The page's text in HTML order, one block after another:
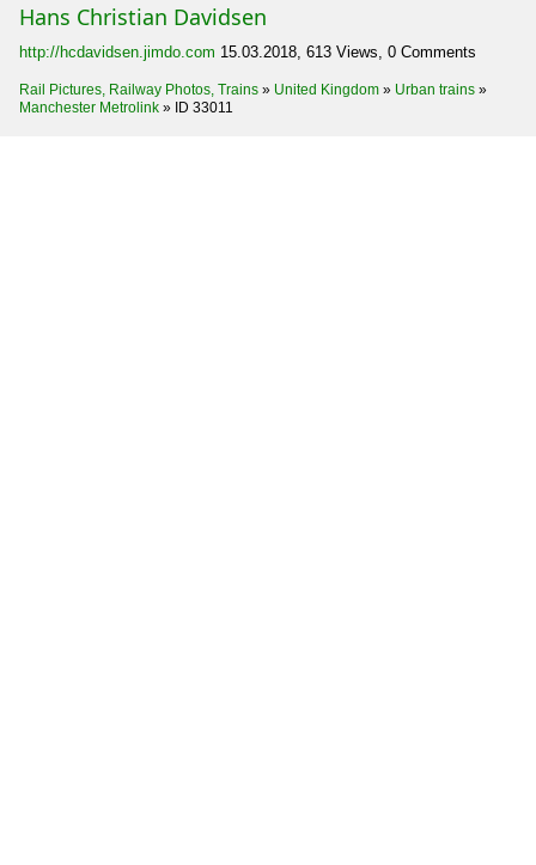
Hans Christian Davidsen
http://hcdavidsen.jimdo.com 15.03.2018, 613 Views, 0 Comments
Rail Pictures, Railway Photos, Trains » United Kingdom » Urban trains »
Manchester Metrolink » ID 33011